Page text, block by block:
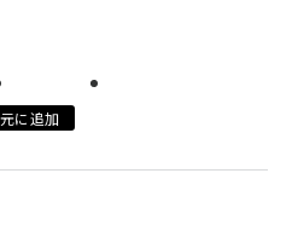
に追加